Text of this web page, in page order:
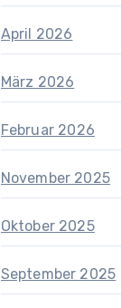
April 2026
März 2026
Februar 2026
November 2025
Oktober 2025
September 2025